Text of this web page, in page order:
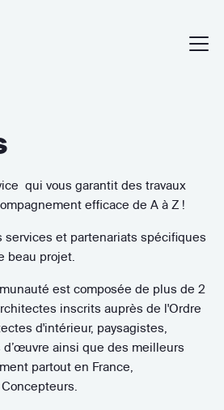
qui vous garantit des travaux
efficace de A à Z !
services et partenariats spécifiques
beau projet.
est composée de plus de 2
inscrits auprès de l'Ordre
d'intérieur, paysagistes,
ainsi que des meilleurs
partout en France,